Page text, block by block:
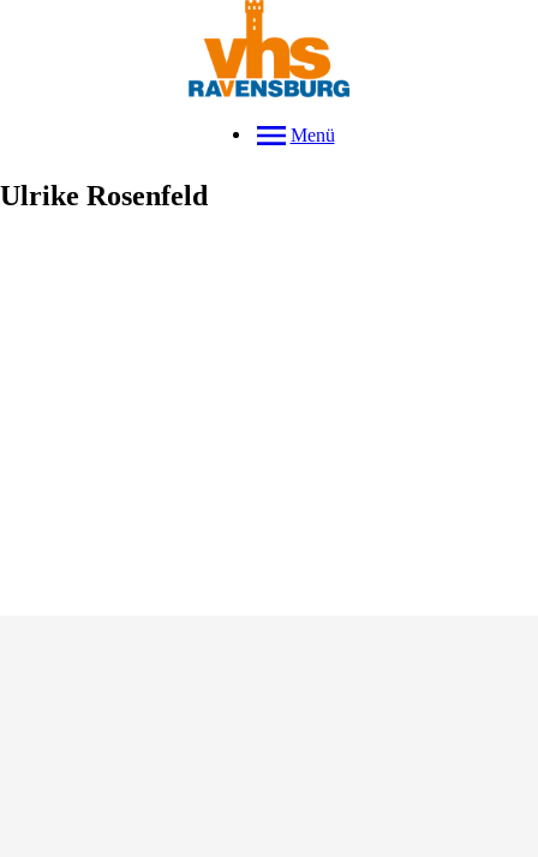
Menü
Ulrike Rosenfeld